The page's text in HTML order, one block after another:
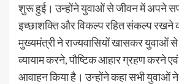
शुरू हुई। उन्होंने युवाओं से जीवन में अपने
इच्छाशक्ति और विकल्प रहित संकल्प रखने
मुख्यमंत्री ने राज्यवासियों खासकर युवाओं से
व्यायाम करने, पौष्टिक आहार ग्रहण करने
आवाहन किया है। उन्होंने कहा सभी युवाओं